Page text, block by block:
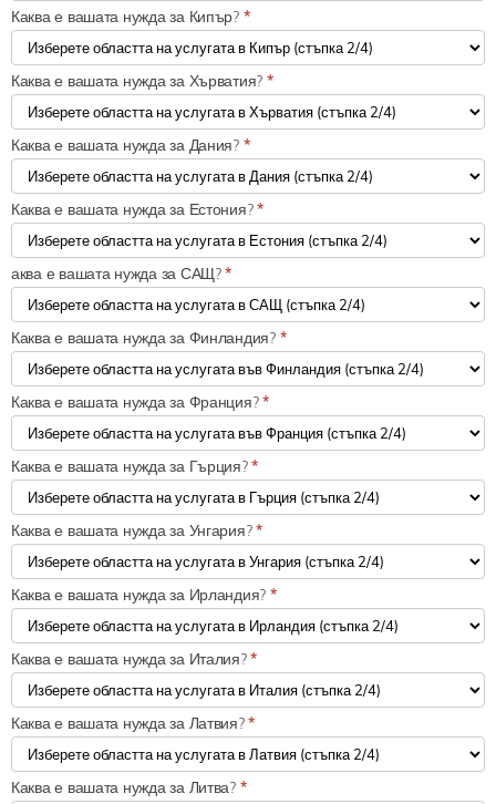
Каква е вашата нужда за Кипър? *
Каква е вашата нужда за Хърватия? *
Каква е вашата нужда за Дания? *
Каква е вашата нужда за Естония?*
аква е вашата нужда за САЩ?*
Каква е вашата нужда за Финландия? *
Каква е вашата нужда за Франция?*
Каква е вашата нужда за Гърция?*
Каква е вашата нужда за Унгария?*
Каква е вашата нужда за Ирландия? *
Каква е вашата нужда за Италия?*
Каква е вашата нужда за Латвия?*
Каква е вашата нужда за Литва? *